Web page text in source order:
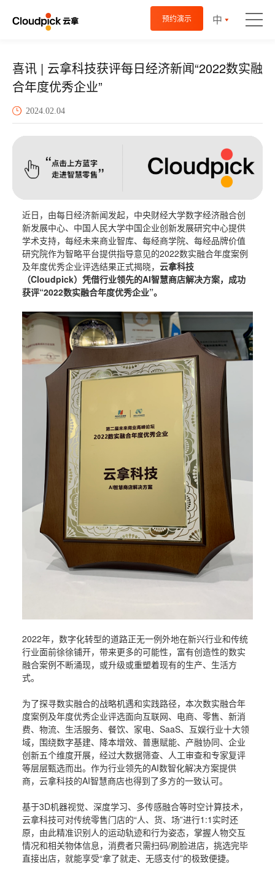
预约演示 中
喜讯 | 云拿科技获评每日经济新闻“2022数实融
合年度优秀企业”
2024.02.04
近日，由每日经济新闻发起，中央财经大学数字经济融合创
新发展中心、中国人民大学中国企业创新发展研究中心提供
学术支持，每经未来商业智库、每经商学院、每经品牌价值
研究院作为智略平台提供指导意见的2022数实融合年度案例
及年度优秀企业评选结果正式揭晓， 云拿科技
（Cloudpick）凭借行业领先的AI智慧商店解决方案，成功
获评“2022数实融合年度优秀企业”。
2022年，数字化转型的道路正无一例外地在新兴行业和传统
行业面前徐徐铺开，带来更多的可能性，富有创造性的数实
融合案例不断涌现，或升级或重塑着现有的生产、生活方
式。
为了探寻数实融合的战略机遇和实践路径，本次数实融合年
度案例及年度优秀企业评选面向互联网、电商、零售、新消
费、物流、生活服务、餐饮、家电、SaaS、互娱行业十大领
域，围绕数字基建、降本增效、普惠赋能、产融协同、企业
创新五个维度开展，经过大数据筛查、人工审查和专家复评
等层层甄选而出。作为行业领先的AI数智化解决方案提供
商，云拿科技的AI智慧商店也得到了多方的一致认可。
基于3D机器视觉、深度学习、多传感融合等时空计算技术，
云拿科技可对传统零售门店的“人、货、场”进行1:1实时还
原，由此精准识别人的运动轨迹和行为姿态，掌握人物交互
情况和相关物体信息，消费者只需扫码/刷脸进店，挑选完毕
直接出店，就能享受“拿了就走、无感支付”的极致便捷。